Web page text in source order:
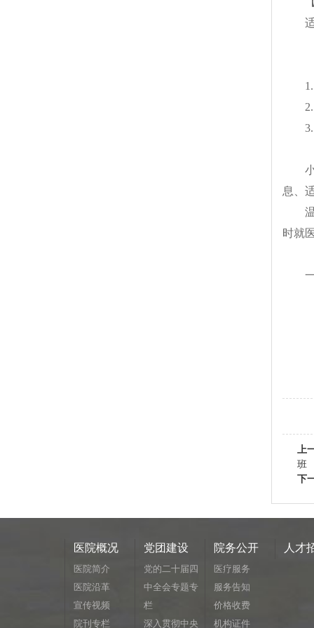
息、
时就
上
班
下
医院概况
医院简介
医院沿革
宣传视频
院刊专栏
党团建设
党的二十届四
中全会专题专
栏
深入贯彻中央
院务公开
医疗服务
服务告知
价格收费
机构证件
人才